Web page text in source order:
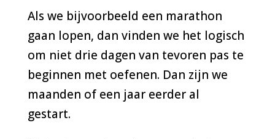
Als we bijvoorbeeld een marathon
gaan lopen, dan vinden we het logisch
om niet drie dagen van tevoren pas te
beginnen met oefenen. Dan zijn we
maanden of een jaar eerder al
gestart.